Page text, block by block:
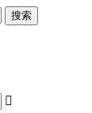
搜索
